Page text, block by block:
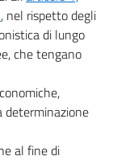
, nel rispetto degli
di lungo
che tengano
determinazione
al fine di